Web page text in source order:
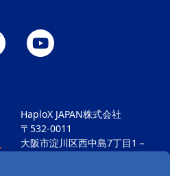
HaploX JAPAN株式会社
〒532-0011
大阪市淀川区西中島7丁目1－